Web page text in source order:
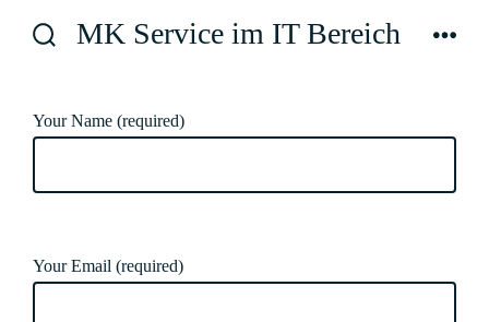
Inhalt
MK Service im IT Bereich
Your Name (required)
Your Email (required)